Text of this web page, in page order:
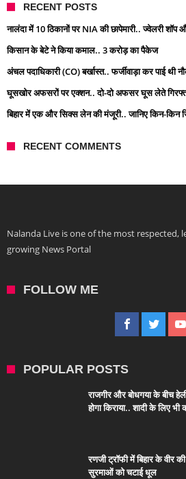
RECENT POSTS
नालंदा में 10 ठिकानों पर NIA की छापेमारी.. ज्वेलरी शॉप
किसान के बेटे ने किया कमाल.. 3 करोड़ का पैकेज
अंचल पदाधिकारी (CO) बर्खास्त.. फर्जीवाड़ा कर पाई थी
घूसखोर अफसरों पर एक्शन.. दो-दो अफसर घूस लेते
बिहार में एक और सिक्स लेन की मंजूरी.. जानिए किन-किन
RECENT COMMENTS
Nalanda Live is one of the most respected,
growing News Portal
FOLLOW ME
POPULAR POSTS
राजगीर और बोधगया के बीच
होगा किराया.. शादी के लिए
रणजी ट्रॉफी में बिहार के वीर
सुरमाओं को चटाई धूल